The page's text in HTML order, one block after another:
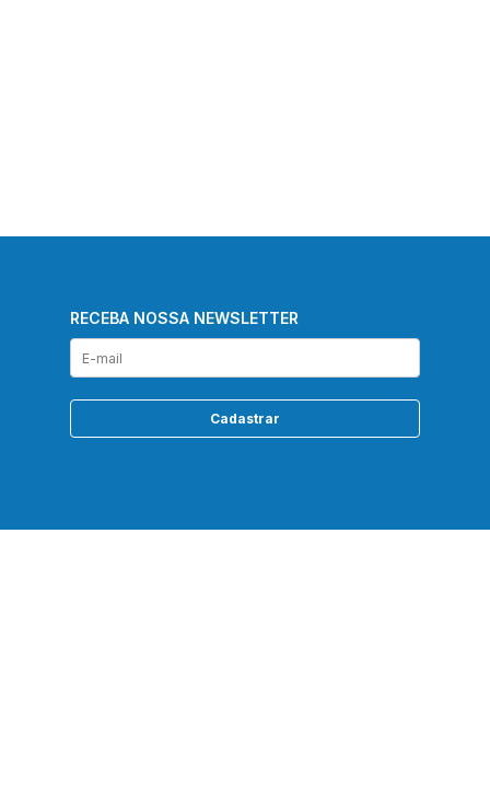
RECEBA NOSSA NEWSLETTER
Cadastrar